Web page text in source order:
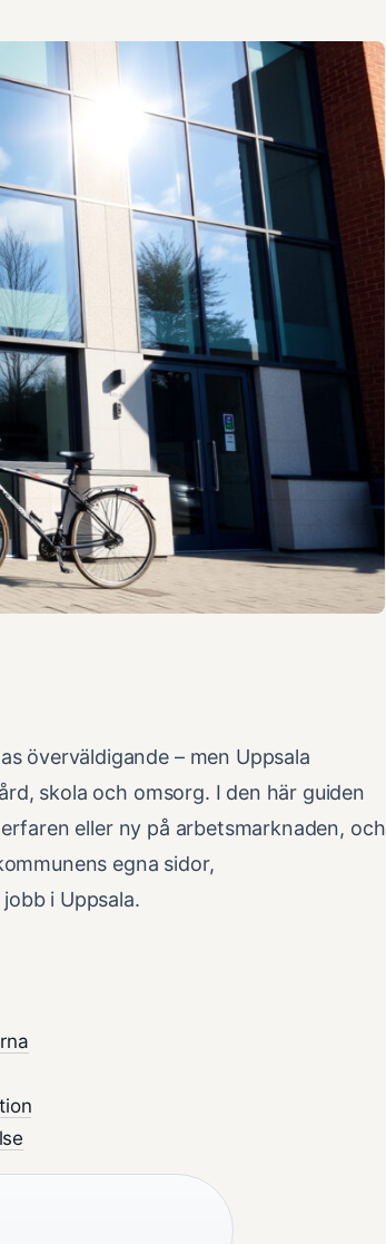
överväldigande – men Uppsala
skola och omsorg. I den här guiden
eller ny på arbetsmarknaden, och
egna sidor,
i Uppsala.